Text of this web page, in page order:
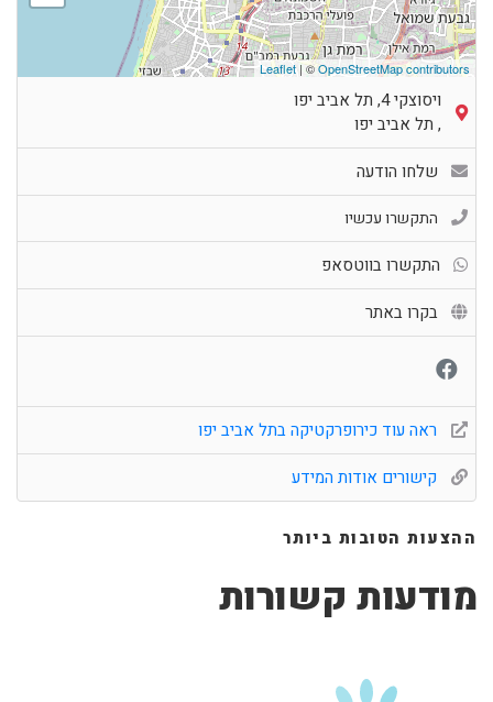
Leaflet| ©OpenStreetMap contributors
ויסוצקי 4, תל אביב יפו
, תל אביב יפו
שלחו הודעה
התקשרו עכשיו
התקשרו בווטסאפ
בקרו באתר
ראה עוד כירופרקטיקה בתל אביב יפו
קישורים אודות המידע
ההצעות הטובות ביותר
מודעות קשורות